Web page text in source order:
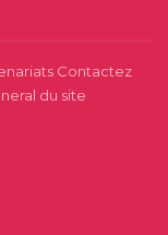
Contactez
du site